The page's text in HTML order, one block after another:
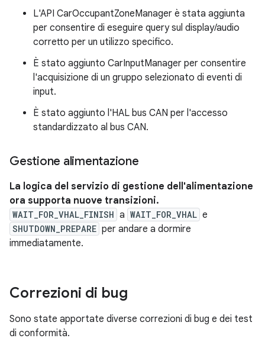
L'API CarOccupantZoneManager è stata aggiunta
per consentire di eseguire query sul display/audio
corretto per un utilizzo specifico.
È stato aggiunto CarInputManager per consentire
l'acquisizione di un gruppo selezionato di eventi di
input.
È stato aggiunto l'HAL bus CAN per l'accesso
standardizzato al bus CAN.
Gestione alimentazione
La logica del servizio di gestione dell'alimentazione
ora supporta nuove transizioni.
WAIT_FOR_VHAL_FINISH a WAIT_FOR_VHAL e
SHUTDOWN_PREPARE per andare a dormire
immediatamente.
Correzioni di bug
Sono state apportate diverse correzioni di bug e dei test
di conformità.